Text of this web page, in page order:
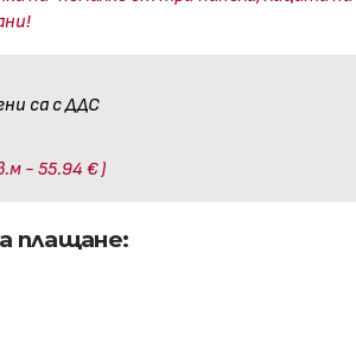
са с ДДС
(Цена на кв.м - 55.94 € )
плащане: